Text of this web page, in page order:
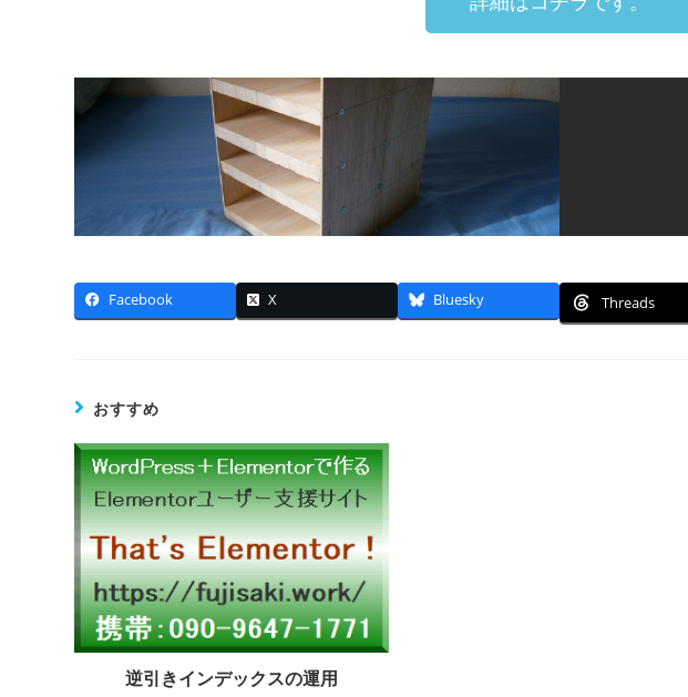
Facebook X Bluesky Threads
おすすめ
逆引きインデックスの運用